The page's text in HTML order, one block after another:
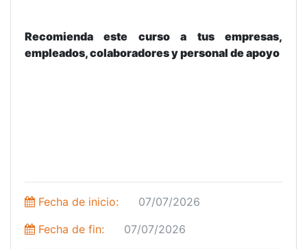
Recomienda este curso a tus empresas,
empleados, colaboradores y personal de apoyo
Fecha de inicio:
07/07/2026
Fecha de fin:
07/07/2026